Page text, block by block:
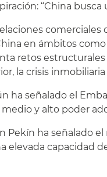
“China
en ámbitos
retos
la crisis
ha señalado el
y alto poder
Pekín ha señalado
capacidad